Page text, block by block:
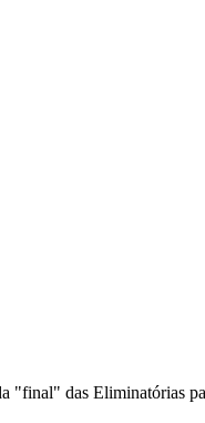
"final" das Eliminatórias